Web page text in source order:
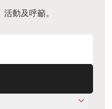
動及呼籲。